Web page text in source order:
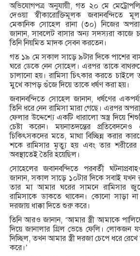
অভিযোগপত্র অনুযায়ী, গত ২০ মে
দেওয়া স্বীকারোক্তিমূলক জবানবন্দিতে
মেকানিক সোহেল রানা (৩০) নিজের
জানান, সাবলেট বাসার অন্য সদস্যরা কাজে
তিনি নিয়মিত মাদক সেবন করতেন।
গত ১৯ মে সকাল সাড়ে ৯টার দিকে পাশের
ঘরে ডেকে নেন সোহেল। এরপর তাকে বাথরুমে
চালানো হয়। রামিসা চিৎকার করতে
মুখে কাপড় গুঁজে দিয়ে তাকে ধর্ষণ করা হয়।
জবানবন্দিতে সোহেল জানান, ধর্ষণের
তিনি ধরে নেন রামিসা মারা গেছে। এরপর
ফেলার উদ্দেশ্যে একটি ধারালো অস্ত্র দিয়ে
চেষ্টা করেন। ময়নাতদন্তের
চিকিৎসকদের মতে, মাথা বিচ্ছিন্ন করার
শকে রামিসার মৃত্যু হয় এবং তার
অবস্থাতেই তৈরি হয়েছিল।
সোহেলের জবানবন্দিতে পরবর্তী
জানান, সকাল সাড়ে ১০টার দিকে সবাই
তার মা আমার ঘরের সামনে রামিসার
রামিসাকে ডাকতে থাকেন। কোনো সাড়া
দরজায় ধাক্কা দিতে শুরু করে।
তিনি আরও জানান, ‘আমার স্ত্রী আমাকে
দিয়ে জানালার গ্রিল ভেঙে ফেলি। লোকজন
দিচ্ছিল, তখন আমার স্ত্রী দরজা চেপে ধরে
করে।’